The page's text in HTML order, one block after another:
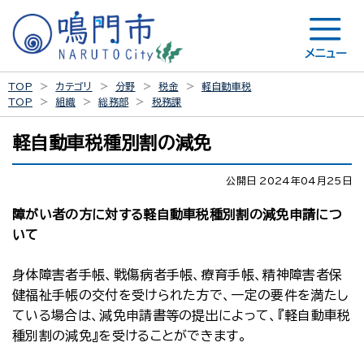
メニュー
TOP カテゴリ 分野 税金
軽自動車税
TOP
組織 総務部 税務課
軽自動車税種別割の減免
公開日 2024年04月25日
障がい者の方に対する軽自動車税種別割の減免申請につ
いて
身体障害者手帳、戦傷病者手帳、療育手帳、精神障害者保
健福祉手帳の交付を受けられた方で、一定の要件を満たし
ている場合は、減免申請書等の提出によって、『軽自動車税
種別割の減免』を受けることができます。